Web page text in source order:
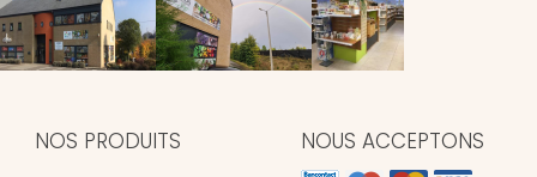
NOS PRODUITS NOUS ACCEPTONS